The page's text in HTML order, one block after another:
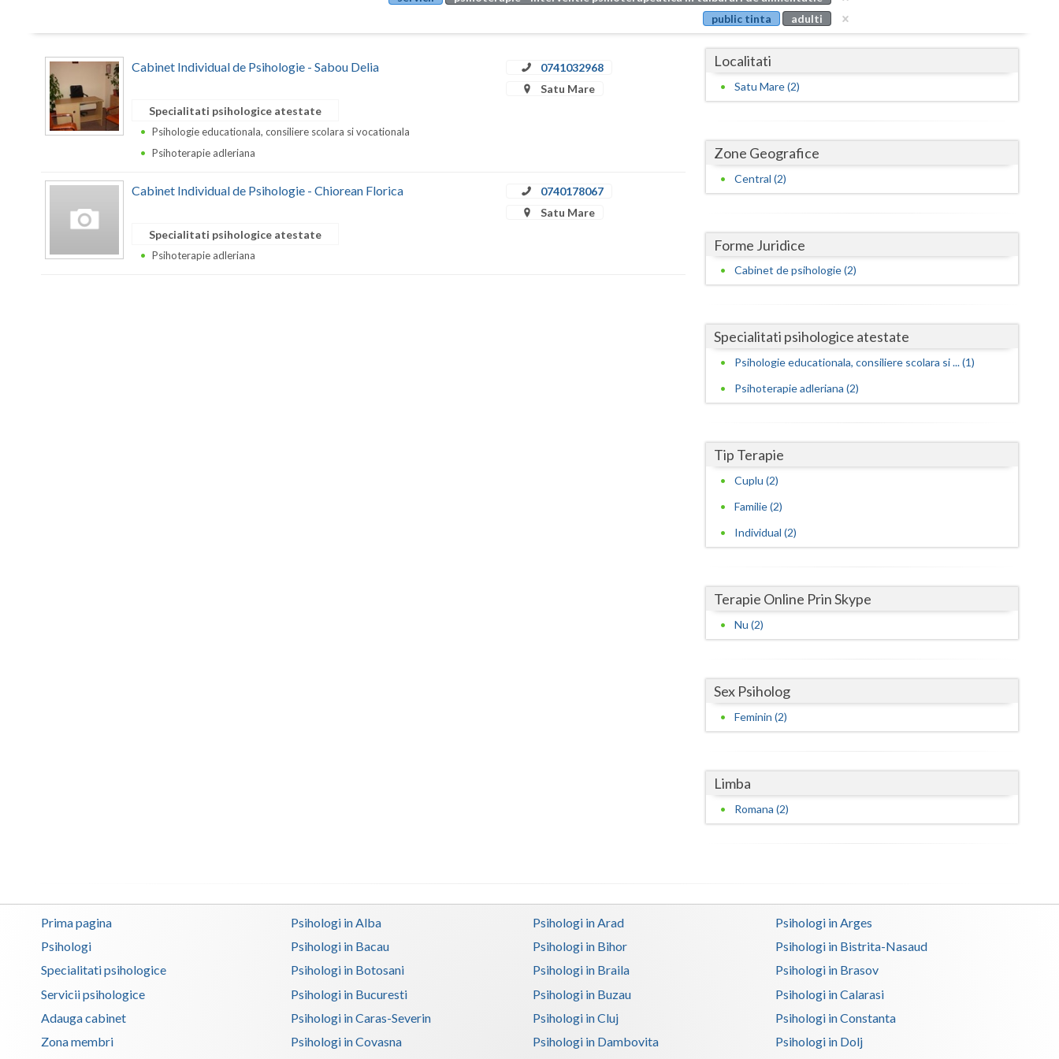
Buzau
Cluj
Covasna
Dambovita
Dolj
Galati
Gorj
Harghita
Hunedoara
Mehedinti
Neamt
Olt
Satu-Mare
Suceava
Teleorman
Valcea
Vaslui
public tinta
adulti
Cabinet Individual de Psihologie - Sabou Delia
0741032968
Satu Mare
Specialitati psihologice atestate
Psihologie educationala, consiliere scolara si vocationala
Psihoterapie adleriana
Cabinet Individual de Psihologie - Chiorean Florica
0740178067
Satu Mare
Specialitati psihologice atestate
Psihoterapie adleriana
Localitati
Satu Mare (2)
Zone Geografice
Central (2)
Forme Juridice
Cabinet de psihologie (2)
Specialitati psihologice atestate
Psihologie educationala, consiliere scolara si ... (1)
Psihoterapie adleriana (2)
Tip Terapie
Cuplu (2)
Familie (2)
Individual (2)
Terapie Online Prin Skype
Nu (2)
Sex Psiholog
Feminin (2)
Limba
Romana (2)
Prima pagina
Psihologi
Specialitati psihologice
Servicii psihologice
Adauga cabinet
Zona membri
Psihologi in Alba Psihologi in Arad
Psihologi in Arges
Psihologi in Bacau
Psihologi in Bihor
Psihologi in Bistrita-Nasaud
Psihologi in Botosani
Psihologi in Braila
Psihologi in Brasov
Psihologi in Bucuresti
Psihologi in Buzau
Psihologi in Calarasi
Psihologi in Caras-Severin
Psihologi in Cluj
Psihologi in Constanta
Psihologi in Covasna
Psihologi in Dambovita
Psihologi in Dolj